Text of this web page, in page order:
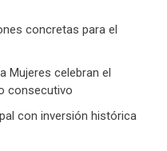
concretas para el
Mujeres celebran el
consecutivo
con inversión histórica